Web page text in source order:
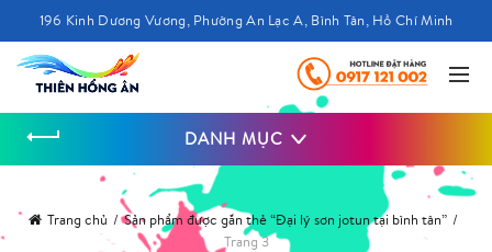
196 Kinh Dương Vương, Phường An Lạc A, Bình Tân, Hồ Chí Minh
DANH MỤC
Trang chủ
Sản phẩm được gắn thẻ “Đại lý sơn jotun tại bình tân”
Trang 3